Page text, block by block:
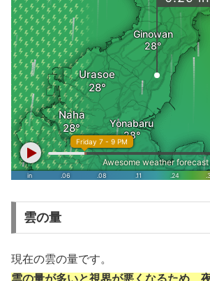
雲の量
現在の雲の量です。
雲の量が多いと視界が悪くなるため、